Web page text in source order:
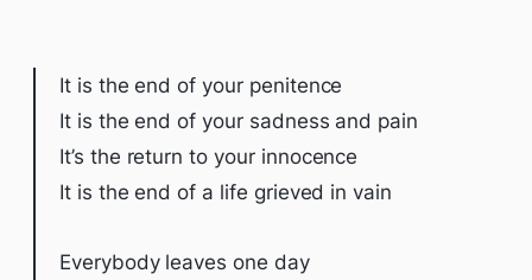
It is the end of your penitence
It is the end of your sadness and pain
It’s the return to your innocence
It is the end of a life grieved in vain
Everybody leaves one day